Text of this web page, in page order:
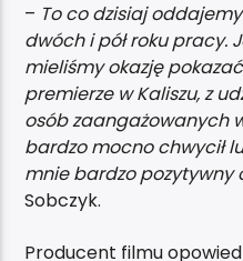
– To co dzisiaj
dwóch i pół roku pracy.
mieliśmy okazję
premierze w Kaliszu, z
osób zaangażowanych
bardzo mocno chwycił
mnie bardzo pozytywny
Sobczyk.
Producent filmu